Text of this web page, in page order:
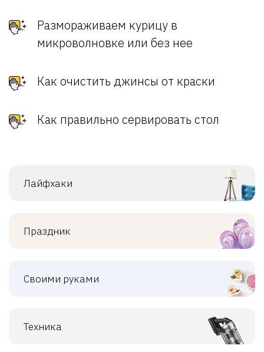
Размораживаем курицу в
микроволновке или без нее
Как очистить джинсы от краски
Как правильно сервировать стол
Лайфхаки
Праздник
Своими руками
Техника